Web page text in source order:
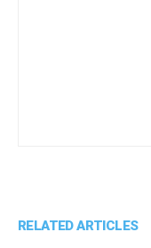
RELATED ARTICLES